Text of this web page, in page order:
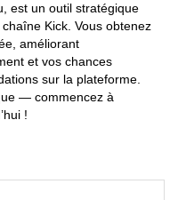
est un outil stratégique
Kick. Vous obtenez
améliorant
et vos chances
sur la plateforme.
— commencez à
!